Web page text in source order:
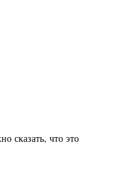
сказать, что это